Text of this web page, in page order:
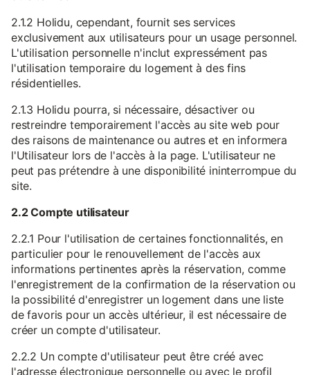
2.1.2 Holidu, cependant, fournit ses services
exclusivement aux utilisateurs pour un usage personnel.
L'utilisation personnelle n'inclut expressément pas
l'utilisation temporaire du logement à des fins
résidentielles.
2.1.3 Holidu pourra, si nécessaire, désactiver ou
restreindre temporairement l'accès au site web pour
des raisons de maintenance ou autres et en informera
l'Utilisateur lors de l'accès à la page. L'utilisateur ne
peut pas prétendre à une disponibilité ininterrompue du
site.
2.2 Compte utilisateur
2.2.1 Pour l'utilisation de certaines fonctionnalités, en
particulier pour le renouvellement de l'accès aux
informations pertinentes après la réservation, comme
l'enregistrement de la confirmation de la réservation ou
la possibilité d'enregistrer un logement dans une liste
de favoris pour un accès ultérieur, il est nécessaire de
créer un compte d'utilisateur.
2.2.2 Un compte d'utilisateur peut être créé avec
l'adresse électronique personnelle ou avec le profil